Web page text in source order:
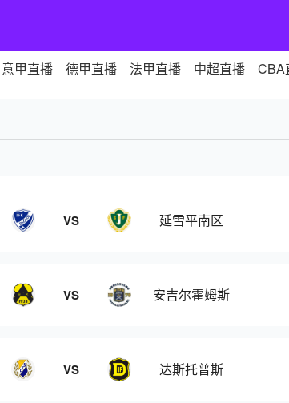
意甲直播 德甲直播 法甲直播 中超直播 CBA
VS 延雪平南区
VS 安吉尔霍姆斯
VS 达斯托普斯